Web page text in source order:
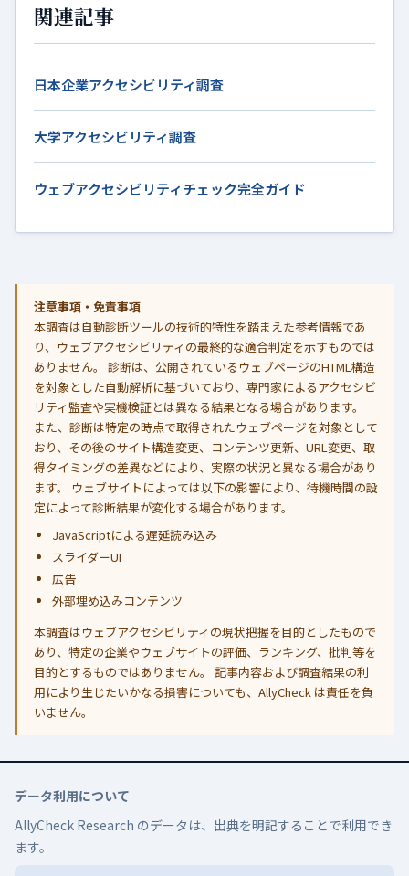
関連記事
日本企業アクセシビリティ調査
大学アクセシビリティ調査
ウェブアクセシビリティチェック完全ガイド
注意事項・免責事項
本調査は自動診断ツールの技術的特性を踏まえた参考情報であ
り、ウェブアクセシビリティの最終的な適合判定を示すものでは
ありません。 診断は、公開されているウェブページのHTML構造
を対象とした自動解析に基づいており、専門家によるアクセシビ
リティ監査や実機検証とは異なる結果となる場合があります。
また、診断は特定の時点で取得されたウェブページを対象として
おり、その後のサイト構造変更、コンテンツ更新、URL変更、取
得タイミングの差異などにより、実際の状況と異なる場合があり
ます。 ウェブサイトによっては以下の影響により、待機時間の設
定によって診断結果が変化する場合があります。
JavaScriptによる遅延読み込み
スライダーUI
広告
外部埋め込みコンテンツ
本調査はウェブアクセシビリティの現状把握を目的としたもので
あり、特定の企業やウェブサイトの評価、ランキング、批判等を
目的とするものではありません。 記事内容および調査結果の利
用により生じたいかなる損害についても、AllyCheck は責任を負
いません。
データ利用について
AllyCheck Research のデータは、出典を明記することで利用でき
ます。